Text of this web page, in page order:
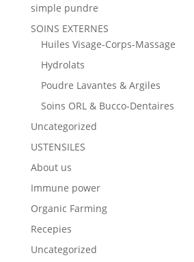
simple pundre
SOINS EXTERNES
Huiles Visage-Corps-Massage
Hydrolats
Poudre Lavantes & Argiles
Soins ORL & Bucco-Dentaires
Uncategorized
USTENSILES
About us
Immune power
Organic Farming
Recepies
Uncategorized